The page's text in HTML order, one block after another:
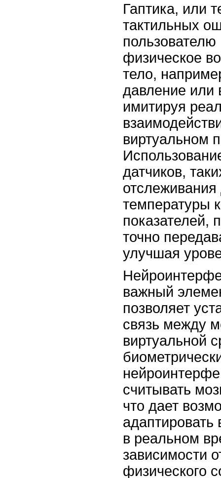
Гаптика, или
тактильных
пользователю
физическое
тело,
давление или
имитируя
виртуальном
датчиков,
температуры
показателей,
точно
улучшая
важный
позволяет
связь между
виртуальной
считывать
что дает
адаптировать
в реальном
зависимости
физического